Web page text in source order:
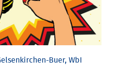
Buer, WbI